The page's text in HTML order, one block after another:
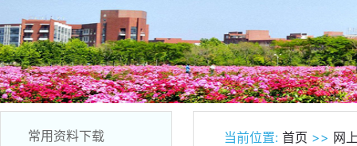
常用资料下载 当前位置: 首页 >> 网